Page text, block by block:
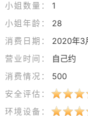
小姐数量：
1
小姐年龄：
28
消费日期：
2020年3
营业时间：
自己约
消费情况：
500
安全评估：
环境设备：